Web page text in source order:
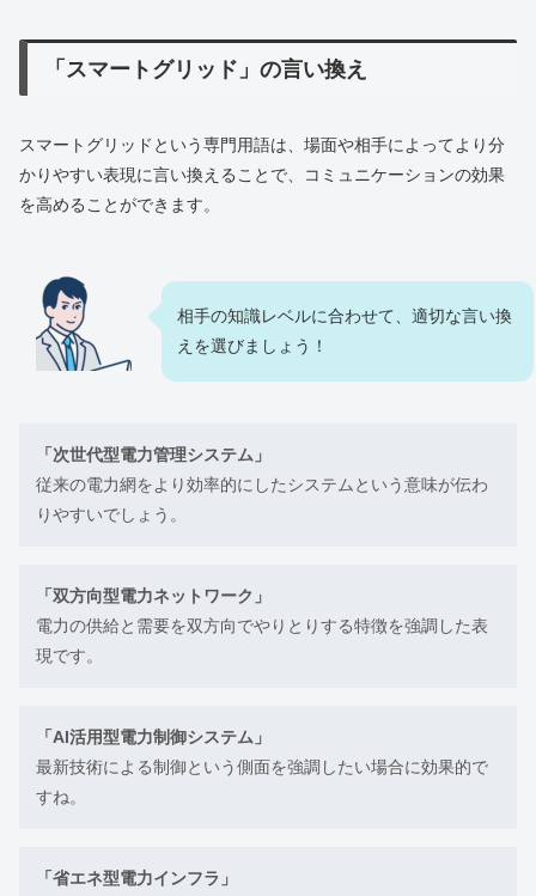
「スマートグリッド」の言い換え
スマートグリッドという専門用語は、場面や相手によってより分
かりやすい表現に言い換えることで、コミュニケーションの効果
を高めることができます。
相手の知識レベルに合わせて、適切な言い換
えを選びましょう！
「次世代型電力管理システム」
従来の電力網をより効率的にしたシステムという意味が伝わ
りやすいでしょう。
「双方向型電力ネットワーク」
電力の供給と需要を双方向でやりとりする特徴を強調した表
現です。
「AI活用型電力制御システム」
最新技術による制御という側面を強調したい場合に効果的で
すね。
「省エネ型電力インフラ」